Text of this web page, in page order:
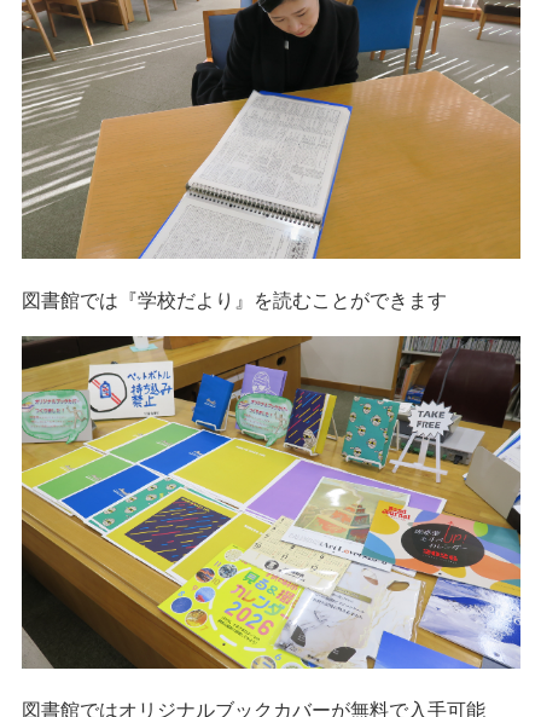
図書館では『学校だより』を読むことができます
図書館ではオリジナルブックカバーが無料で入手可能